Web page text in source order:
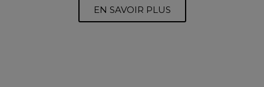
EN SAVOIR PLUS